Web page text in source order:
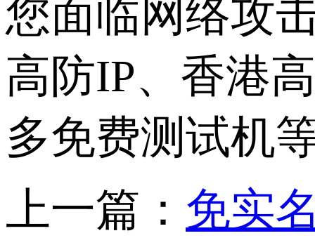
您面临网络攻
高防IP、香港
多免费测试机
上一篇： 免实